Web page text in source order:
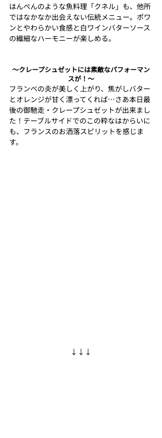
はんぺんのような魚料理「クネル」も、他所
ではなかなか出会えない伝統メニュー。ポワ
ンとやわらかい食感と白ワインバターソース
の繊細なハーモニーが楽しめる。
〜クレープシュゼットには素敵なパフォーマン
スが！〜
フランベの炎が美しく上がり、焦がしバター
とオレンジが甘く漂ってくれば…さあ本日最
後の御馳走・クレープシュゼットが出来まし
た！テーブルサイドでのこの粋なはからいに
も、フランスのお洒落スピリットを感じま
す。
↓↓↓